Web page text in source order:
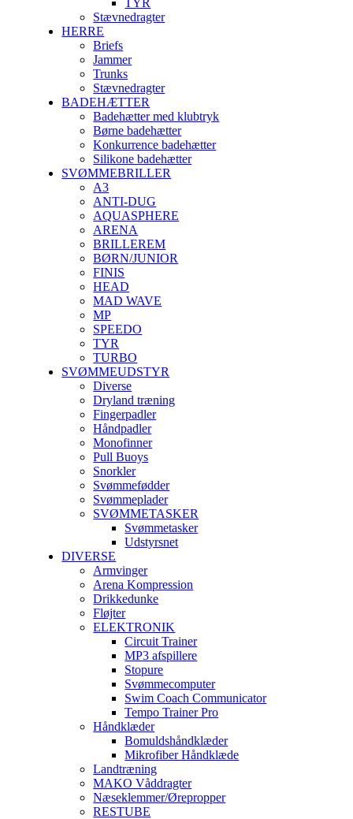
TYR
Stævnedragter
HERRE
Briefs
Jammer
Trunks
Stævnedragter
BADEHÆTTER
Badehætter med klubtryk
Børne badehætter
Konkurrence badehætter
Silikone badehætter
SVØMMEBRILLER
A3
ANTI-DUG
AQUASPHERE
ARENA
BRILLEREM
BØRN/JUNIOR
FINIS
HEAD
MAD WAVE
MP
SPEEDO
TYR
TURBO
SVØMMEUDSTYR
Diverse
Dryland træning
Fingerpadler
Håndpadler
Monofinner
Pull Buoys
Snorkler
Svømmefødder
Svømmeplader
SVØMMETASKER
Svømmetasker
Udstyrsnet
DIVERSE
Armvinger
Arena Kompression
Drikkedunke
Fløjter
ELEKTRONIK
Circuit Trainer
MP3 afspillere
Stopure
Svømmecomputer
Swim Coach Communicator
Tempo Trainer Pro
Håndklæder
Bomuldshåndklæder
Mikrofiber Håndklæde
Landtræning
MAKO Våddragter
Næseklemmer/Ørepropper
RESTUBE